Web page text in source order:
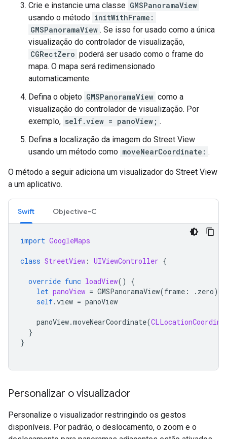
Crie e instancie uma classe GMSPanoramaView
usando o método initWithFrame:
GMSPanoramaView . Se isso for usado como a única
visualização do controlador de visualização,
CGRectZero poderá ser usado como o frame do
mapa. O mapa será redimensionado
automaticamente.
Defina o objeto GMSPanoramaView como a
visualização do controlador de visualização. Por
exemplo, self.view = panoView; .
Defina a localização da imagem do Street View
usando um método como moveNearCoordinate: .
O método a seguir adiciona um visualizador do Street View
a um aplicativo.
Swift Objective-C
import GoogleMaps
class StreetView : UIViewController {
override func loadView()
{
let panoView = GMSPanoramaView(frame : . zero)
self.view = panoView
panoView.moveNearCoordinate(
}
}
Personalizar o visualizador
Personalize o visualizador restringindo os gestos
disponíveis. Por padrão, o deslocamento, o zoom e o